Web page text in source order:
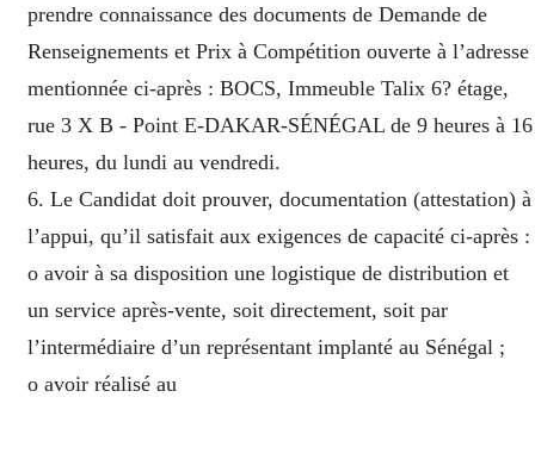
prendre connaissance des documents de Demande de
Renseignements et Prix à Compétition ouverte à l’adresse
mentionnée ci-après : BOCS, Immeuble Talix 6? étage,
rue 3 X B - Point E-DAKAR-SÉNÉGAL de 9 heures à 16
heures, du lundi au vendredi.
6. Le Candidat doit prouver, documentation (attestation) à
l’appui, qu’il satisfait aux exigences de capacité ci-après :
o avoir à sa disposition une logistique de distribution et
un service après-vente, soit directement, soit par
l’intermédiaire d’un représentant implanté au Sénégal ;
o avoir réalisé au